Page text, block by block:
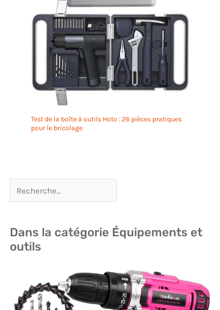
Test de la boîte à outils Hoto : 26 pièces pratiques
pour le bricolage
Dans la catégorie Équipements et
outils